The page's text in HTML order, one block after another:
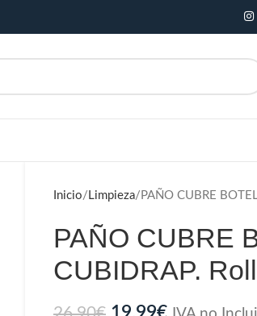
Inicio Limpieza PAÑO CUBRE
PAÑO CUBRE
CUBIDRAP.